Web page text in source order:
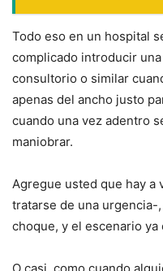
Todo eso en un hospital
complicado introducir
consultorio o similar
apenas del ancho justo
cuando una vez adentro
maniobrar.
Agregue usted que hay
tratarse de una urgencia-
choque, y el escenario ya